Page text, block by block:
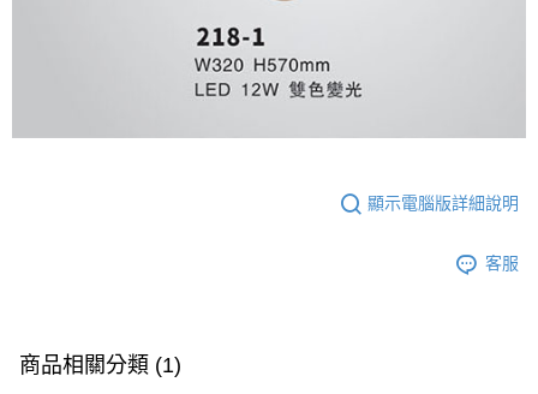
顯示電腦版詳細說明
客服
商品相關分類 (1)